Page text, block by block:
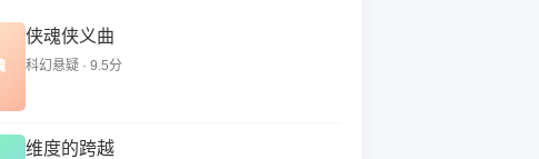
侠魂侠义曲
科幻悬疑 · 9.5分
维度的跨越